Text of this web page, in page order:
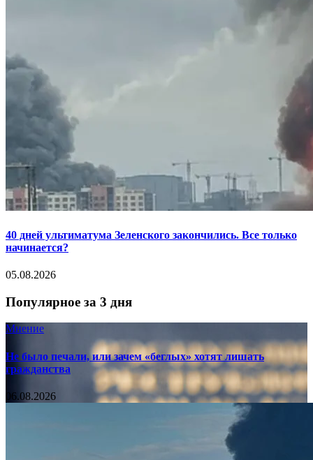
40 дней ультиматума Зеленского закончились. Все только
начинается?
05.08.2026
Популярное за 3 дня
Мнение
Не было печали, или зачем «беглых» хотят лишать
гражданства
06.08.2026